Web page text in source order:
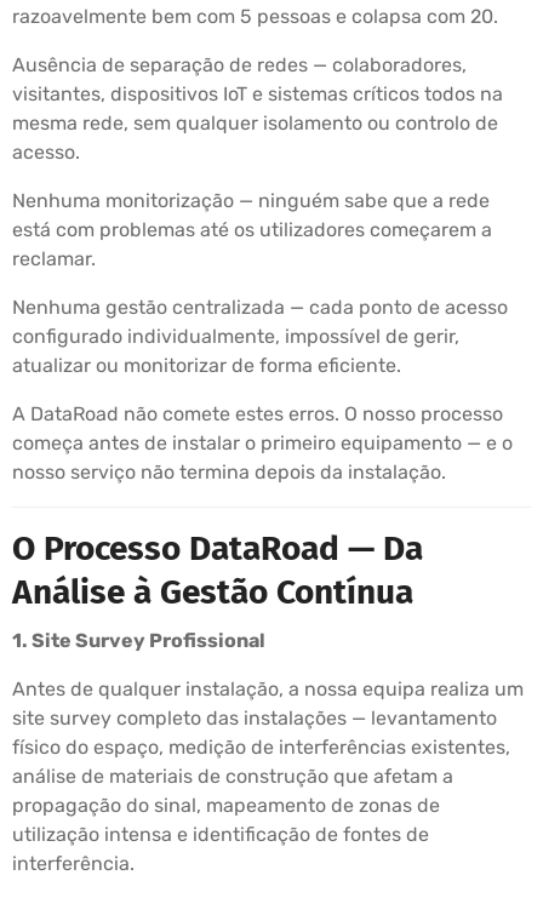
razoavelmente bem com 5 pessoas e colapsa com 20.
Ausência de separação de redes — colaboradores,
visitantes, dispositivos IoT e sistemas críticos todos na
mesma rede, sem qualquer isolamento ou controlo de
acesso.
Nenhuma monitorização — ninguém sabe que a rede
está com problemas até os utilizadores começarem a
reclamar.
Nenhuma gestão centralizada — cada ponto de acesso
configurado individualmente, impossível de gerir,
atualizar ou monitorizar de forma eficiente.
A DataRoad não comete estes erros. O nosso processo
começa antes de instalar o primeiro equipamento — e o
nosso serviço não termina depois da instalação.
O Processo DataRoad — Da
Análise à Gestão Contínua
1. Site Survey Profissional
Antes de qualquer instalação, a nossa equipa realiza um
site survey completo das instalações — levantamento
físico do espaço, medição de interferências existentes,
análise de materiais de construção que afetam a
propagação do sinal, mapeamento de zonas de
utilização intensa e identificação de fontes de
interferência.